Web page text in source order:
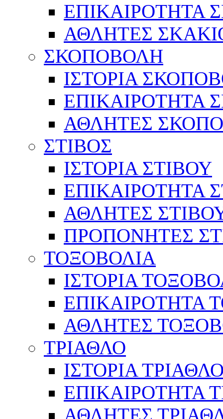
ΕΠΙΚΑΙΡΟΤΗΤΑ
ΑΘΛΗΤΕΣ
ΣΚΟΠΟΒΟΛΗ
ΙΣΤΟΡΙΑ
ΕΠΙΚΑΙΡΟΤΗΤΑ
ΑΘΛΗΤΕΣ
ΣΤΙΒΟΣ
ΙΣΤΟΡΙΑ ΣΤΙΒΟΥ
ΕΠΙΚΑΙΡΟΤΗΤΑ
ΑΘΛΗΤΕΣ
ΠΡΟΠΟΝΗΤΕΣ
ΤΟΞΟΒΟΛΙΑ
ΙΣΤΟΡΙΑ
ΕΠΙΚΑΙΡΟΤΗΤΑ
ΑΘΛΗΤΕΣ
ΤΡΙΑΘΛΟ
ΙΣΤΟΡΙΑ
ΕΠΙΚΑΙΡΟΤΗΤΑ